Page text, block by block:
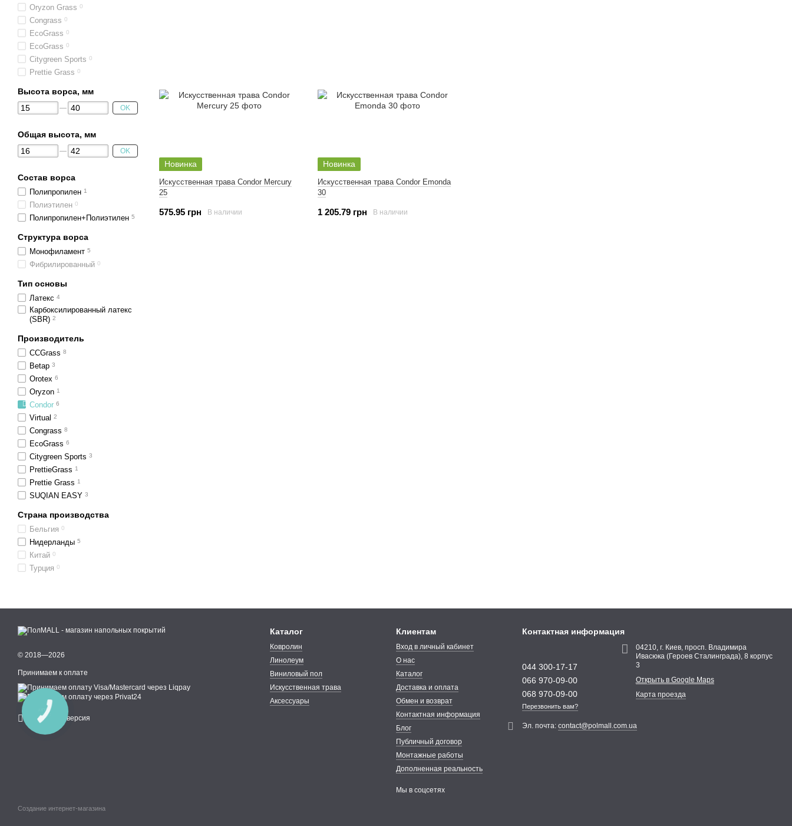
Новинка
Искусственная трава Condor Mercury
25
575.95 грн В наличии
Новинка
Искусственная трава Condor Emonda
30
1 205.79 грн В наличии
Oryzon Grass 0
Congrass 0
EcoGrass 0
EcoGrass 0
Citygreen Sports 0
Prettie Grass 0
Высота ворса, мм
OK
Общая высота, мм
OK
Состав ворса
Полипропилен 1
Полиэтилен 0
Полипропилен+Полиэтилен 5
Структура ворса
Монофиламент 5
Фибрилированный 0
Тип основы
Латекс 4
Карбоксилированный латекс
(SBR) 2
Производитель
CCGrass 8
Betap 3
Orotex 6
Oryzon 1
Condor 6
Virtual 2
Congrass 8
EcoGrass 6
Citygreen Sports 3
PrettieGrass 1
Prettie Grass 1
SUQIAN EASY 3
Страна производства
Бельгия 0
Нидерланды 5
Китай 0
Турция 0
© 2018—2026
Принимаем к оплате
Мобильная версия
Каталог
Ковролин
Линолеум
Виниловый пол
Искусственная трава
Аксессуары
Клиентам
Вход в личный кабинет
О нас
Каталог
Доставка и оплата
Обмен и возврат
Контактная информация
Блог
Публичный договор
Монтажные работы
Дополненная реальность
Мы в соцсетях
Контактная информация
044 300-17-17
066 970-09-00
068 970-09-00
Перезвонить вам?
04210, г. Киев, просп. Владимира
Ивасюка (Героев Сталинграда), 8 корпус
3
Открыть в Google Maps
Карта проезда
Эл. почта:contact@polmall.com.ua
Создание интернет-магазина
КНОПКА
СВЯЗИ